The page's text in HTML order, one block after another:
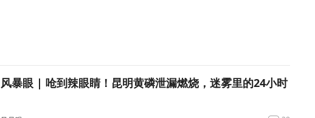
风暴眼 | 呛到辣眼睛！昆明黄磷泄漏燃烧，迷雾里的24小时